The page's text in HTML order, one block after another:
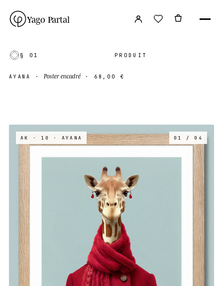
Yago Partal
§ 01 PRODUIT
AYANA ·Poster encadré · 68,00 €
AK · 10 · AYANA 01 / 04